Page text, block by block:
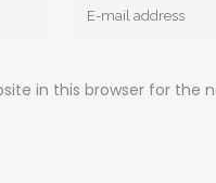
in this browser for the